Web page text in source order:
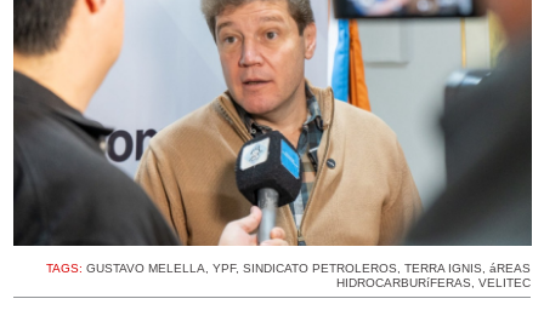
TAGS: GUSTAVO MELELLA YPF, SINDICATO PETROLEROS TERRA IGNIS
áREAS
HIDROCARBURíFERAS
VELITEC